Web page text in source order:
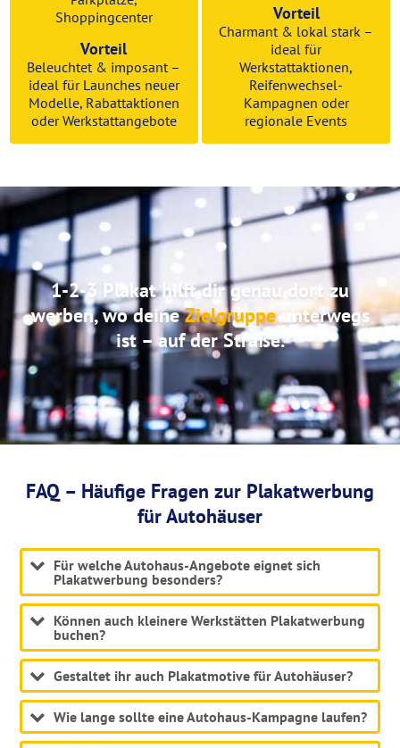
Shoppingcenter
Vorteil
Beleuchtet & imposant –
ideal für Launches neuer
Modelle, Rabattaktionen
oder Werkstattangebote
Vorteil
Charmant & lokal stark –
ideal für
Werkstattaktionen,
Reifenwechsel-
Kampagnen oder
regionale Events
1-2-3 Plakat hilft dir genau dort zu
werben, wo deineZielgruppeunterwegs
ist – auf der Straße.
FAQ – Häufige Fragen zur Plakatwerbung
für Autohäuser
Für welche Autohaus-Angebote eignet sich
Plakatwerbung besonders?
Können auch kleinere Werkstätten Plakatwerbung
buchen?
Gestaltet ihr auch Plakatmotive für Autohäuser?
Wie lange sollte eine Autohaus-Kampagne laufen?